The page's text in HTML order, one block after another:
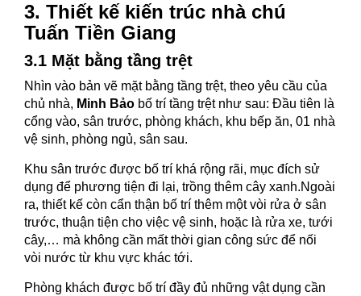
3. Thiết kế kiến trúc nhà chú
Tuấn Tiền Giang
3.1 Mặt bằng tầng trệt
Nhìn vào bản vẽ mặt bằng tầng trệt, theo yêu cầu của
chủ nhà, Minh Bảo bố trí tầng trệt như sau: Đầu tiên là
cổng vào, sân trước, phòng khách, khu bếp ăn, 01 nhà
vệ sinh, phòng ngủ, sân sau.
Khu sân trước được bố trí khá rộng rãi, mục đích sử
dụng để phương tiện đi lại, trồng thêm cây xanh.Ngoài
ra, thiết kế còn cẩn thận bố trí thêm một vòi rửa ở sân
trước, thuận tiện cho việc vệ sinh, hoặc là rửa xe, tưới
cây,… mà không cần mất thời gian công sức để nối
vòi nước từ khu vực khác tới.
Phòng khách được bố trí đầy đủ những vật dụng cần